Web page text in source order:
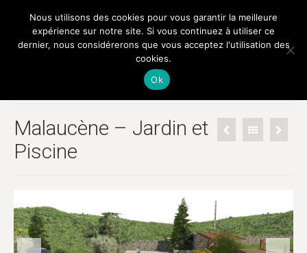
Décoration d'intérieur et d'extérieur - Visualisation 3D
Malaucène – Jardin et
Piscine
Nous utilisons des cookies pour vous garantir la meilleure
expérience sur notre site. Si vous continuez à utiliser ce
dernier, nous considérerons que vous acceptez l'utilisation des
cookies.
Ok